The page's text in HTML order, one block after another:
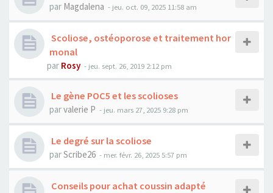
par Magdalena - jeu. oct. 09, 2025 11:58 am
Scoliose, ostéoporose et traitement hor
monal
par Rosy - jeu. sept. 26, 2019 2:12 pm
Le gène POC5 et les scolioses
parvalerie P - jeu. mars 27, 2025 9:28 pm
Le degré sur la scoliose
parScribe26 - mer. févr. 26, 2025 5:57 pm
Conseils pour achat coussin adapté